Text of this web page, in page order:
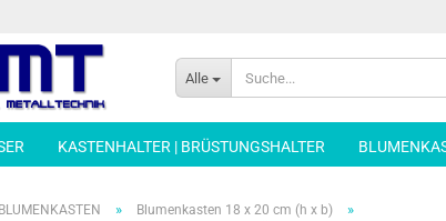
Alle
KASTENHALTER | BRÜSTUNGSHALTER
BLUMENKASTEN » Blumenkasten 18 x 20 cm (h x b) »